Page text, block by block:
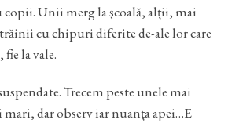
Unii merg la școală, alții, mai
cu chipuri diferite de-ale lor care
la vale.
Trecem peste unele mai
dar observ iar nuanța apei…E